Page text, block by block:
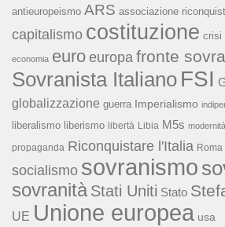
antieuropeismo ARS associazione
capitalismo costituzione crisi
economia euro europa fronte
Sovranista Italiano FSI
globalizzazione guerra Imperialismo
liberalismo liberismo libertà Libia M5s modernità
propaganda Riconquistare l'Italia Roma
socialismo sovranismo
sovranità Stati Uniti Stato
UE Unione europea usa